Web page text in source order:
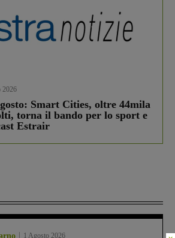
2026
Smart Cities, oltre 44mila
torna il bando per lo sport e
Estrair
1 Agosto 2026